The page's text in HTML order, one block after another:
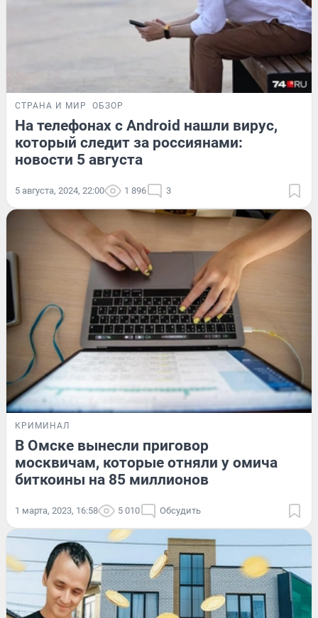
СТРАНА И МИР ОБЗОР
На телефонах с Android нашли вирус,
который следит за россиянами:
новости 5 августа
5 августа, 2024, 22:00 1 896 3
КРИМИНАЛ
В Омске вынесли приговор
москвичам, которые отняли у омича
биткоины на 85 миллионов
1 марта, 2023, 16:58 5 010 Обсудить